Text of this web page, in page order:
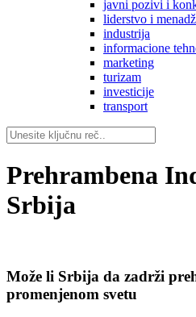
javni pozivi i
liderstvo i
industrija
informacione
marketing
turizam
investicije
transport
Prehrambena
Srbija
Može li Srbija da zadrži
promenjenom svetu